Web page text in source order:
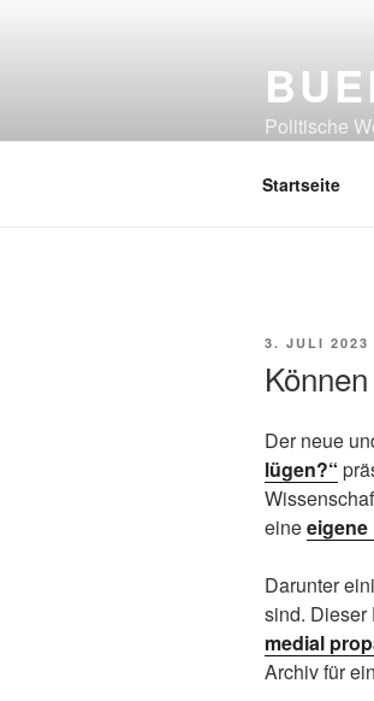
Politische
Startseite
3. JULI 2023
Der neue
lügen?“
eineeigene
Darunter
sind. Dieser
medial
Archiv für